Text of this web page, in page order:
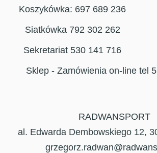
Koszykówka: 697 689 236
Siatkówka 792 302 262
Sekretariat 530 141 716
Sklep - Zamówienia on-line tel
RADWANSPORT
al. Edwarda Dembowskiego 12,